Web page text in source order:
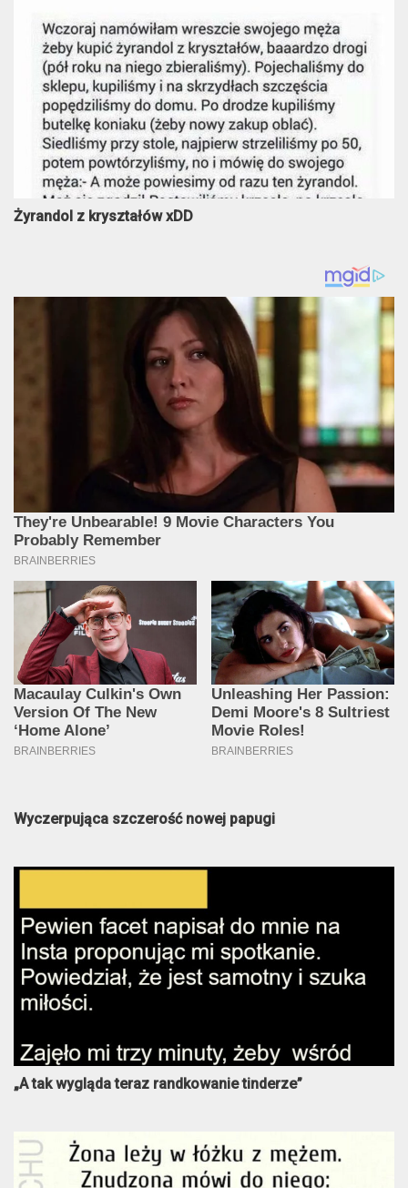
Żyrandol z kryształów xDD
Wyczerpująca szczerość nowej papugi
„A tak wygląda teraz randkowanie tinderze”